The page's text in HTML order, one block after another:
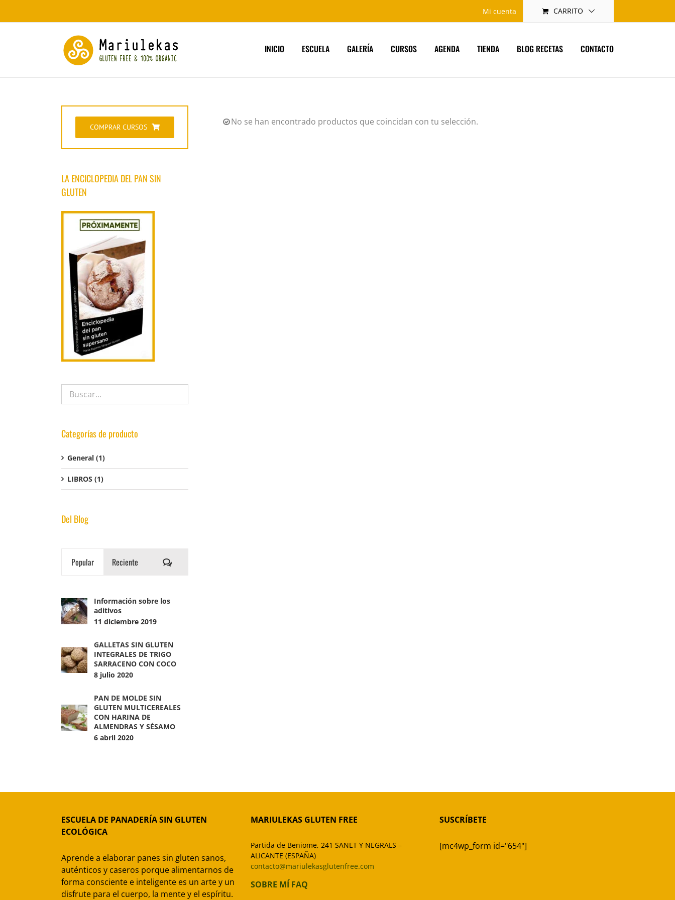
Mi cuenta CARRITO
INICIO ESCUELA GALERÍA CURSOS AGENDA TIENDA BLOG RECETAS CONTACTO
No se han encontrado productos que coincidan con tu selección.
COMPRAR CURSOS
LA ENCICLOPEDIA DEL PAN SIN
GLUTEN
Categorías de producto
General (1)
LIBROS (1)
Del Blog
Popular Reciente Comentarios
Información sobre los
aditivos
11 diciembre 2019
GALLETAS SIN GLUTEN
INTEGRALES DE TRIGO
SARRACENO CON COCO
8 julio 2020
PAN DE MOLDE SIN
GLUTEN MULTICEREALES
CON HARINA DE
ALMENDRAS Y SÉSAMO
6 abril 2020
ESCUELA DE PANADERÍA SIN GLUTEN
ECOLÓGICA
Aprende a elaborar panes sin gluten sanos,
auténticos y caseros porque alimentarnos de
forma consciente e inteligente es un arte y un
disfrute para el cuerpo, la mente y el espíritu.
MARIULEKAS GLUTEN FREE
Partida de Beniome, 241 SANET Y NEGRALS –
ALICANTE (ESPAÑA)
contacto@mariulekasglutenfree.com
SOBRE MÍ FAQ
SUSCRÍBETE
[mc4wp_form id="654"]